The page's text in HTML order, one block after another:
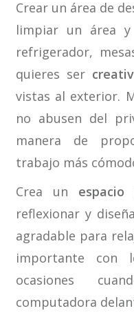
Crear un área de
limpiar un área
refrigerador,
quieres ser
vistas al exterior.
no abusen del
manera de
trabajo más
Crea un espacio
reflexionar y
agradable para
importante con
ocasiones
computadora